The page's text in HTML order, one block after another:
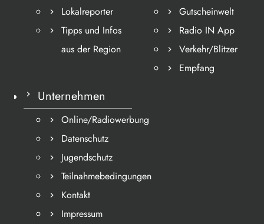
Lokalreporter
Tipps und Infos
aus der Region
Gutscheinwelt
Radio IN App
Verkehr/Blitzer
Empfang
Unternehmen
Online/Radiowerbung
Datenschutz
Jugendschutz
Teilnahmebedingungen
Kontakt
Impressum